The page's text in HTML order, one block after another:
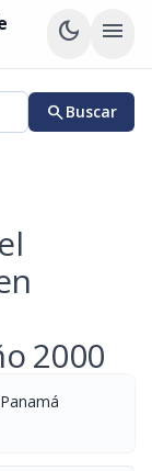
dark_mode menu
searchBuscar
2000